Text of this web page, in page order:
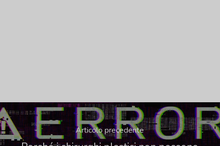
Articolo precedente